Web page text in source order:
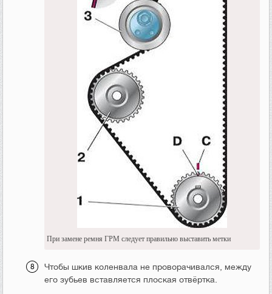
При замене ремня ГРМ следует правильно выставить метки
Чтобы шкив коленвала не проворачивался, между
его зубьев вставляется плоская отвёртка.